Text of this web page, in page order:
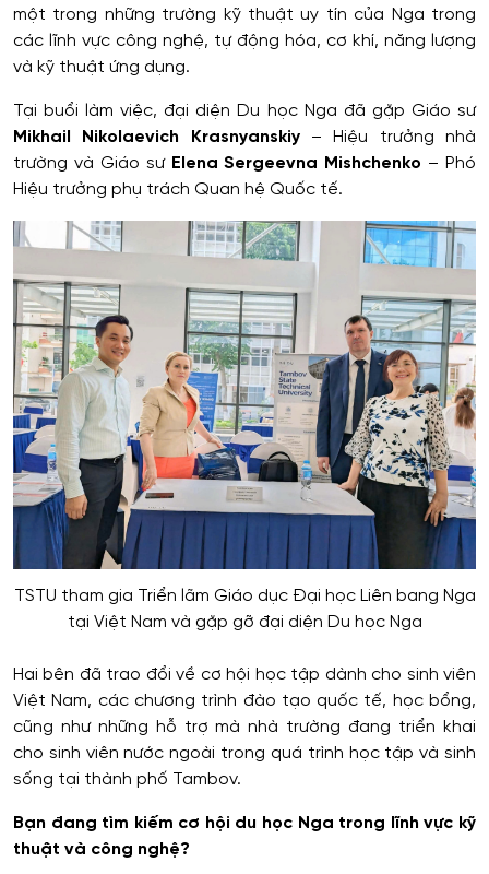
một trong những trường kỹ thuật uy tín của Nga trong
các lĩnh vực công nghệ, tự động hóa, cơ khí, năng lượng
và kỹ thuật ứng dụng.
Tại buổi làm việc, đại diện Du học Nga đã gặp Giáo sư
Mikhail Nikolaevich Krasnyanskiy– Hiệu trưởng nhà
trường và Giáo sư Elena Sergeevna Mishchenko – Phó
Hiệu trưởng phụ trách Quan hệ Quốc tế.
TSTU tham gia Triển lãm Giáo dục Đại học Liên bang Nga
tại Việt Nam và gặp gỡ đại diện Du học Nga
Hai bên đã trao đổi về cơ hội học tập dành cho sinh viên
Việt Nam, các chương trình đào tạo quốc tế, học bổng,
cũng như những hỗ trợ mà nhà trường đang triển khai
cho sinh viên nước ngoài trong quá trình học tập và sinh
sống tại thành phố Tambov.
Bạn đang tìm kiếm cơ hội du học Nga trong lĩnh vực kỹ
thuật và công nghệ?